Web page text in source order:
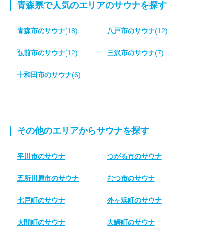
青森県で人気のエリアのサウナを探す
青森市のサウナ(18) 八戸市のサウナ(12)
弘前市のサウナ(12) 三沢市のサウナ(7)
十和田市のサウナ(6)
その他のエリアからサウナを探す
平川市のサウナ つがる市のサウナ
五所川原市のサウナ むつ市のサウナ
七戸町のサウナ 外ヶ浜町のサウナ
大間町のサウナ 大鰐町のサウナ